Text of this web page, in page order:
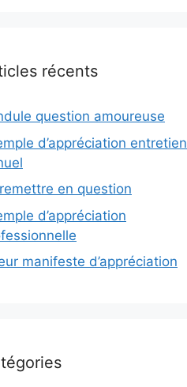
récents
question amoureuse
d’appréciation entretien
en question
d’appréciation
manifeste d’appréciation